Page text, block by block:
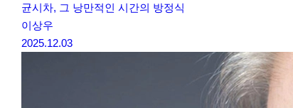
균시차, 그 낭만적인 시간의 방정식
이상우
2025.12.03